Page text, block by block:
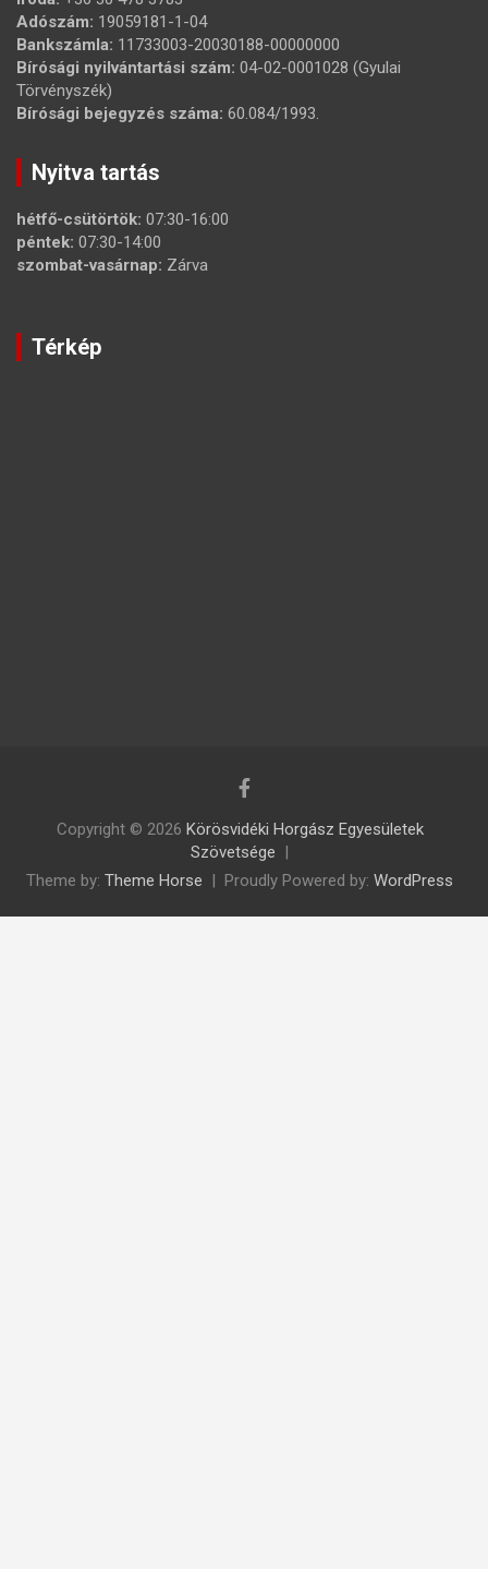
Adószám: 19059181-1-04
Bankszámla: 11733003-20030188-00000000
Bírósági nyilvántartási szám: 04-02-0001028 (Gyulai
Törvényszék)
Bírósági bejegyzés száma: 60.084/1993.
Nyitva tartás
hétfő-csütörtök: 07:30-16:00
péntek: 07:30-14:00
szombat-vasárnap: Zárva
Térkép
Copyright © 2026 Körösvidéki Horgász Egyesületek
Szövetsége
Theme by: Theme Horse Proudly Powered by: WordPress